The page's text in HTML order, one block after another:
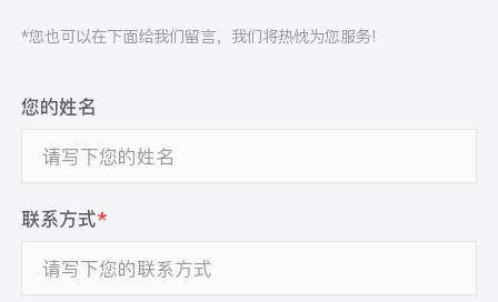
*您也可以在下面给我们留言，我们将热忱为您服务!
您的姓名
联系方式*